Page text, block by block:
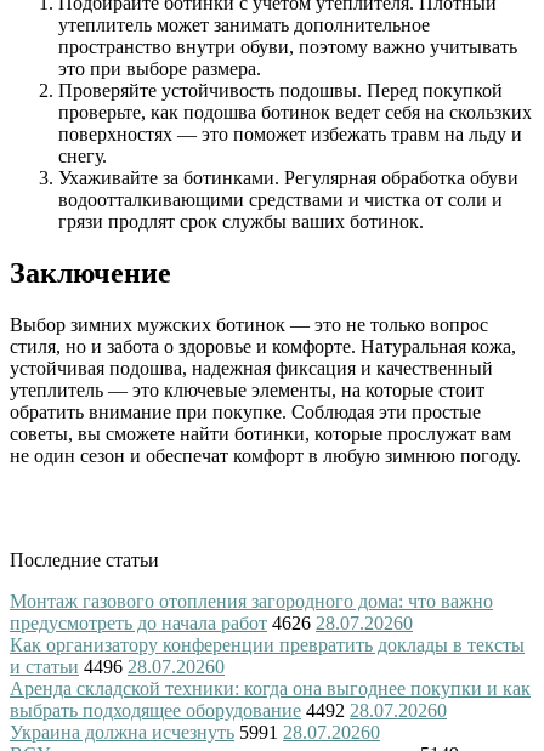
утеплитель может занимать дополнительное
пространство внутри обуви, поэтому важно учитывать
это при выборе размера.
Проверяйте устойчивость подошвы. Перед покупкой
проверьте, как подошва ботинок ведет себя на скользких
поверхностях — это поможет избежать травм на льду и
снегу.
Ухаживайте за ботинками. Регулярная обработка обуви
водоотталкивающими средствами и чистка от соли и
грязи продлят срок службы ваших ботинок.
Заключение
Выбор зимних мужских ботинок — это не только вопрос
стиля, но и забота о здоровье и комфорте. Натуральная кожа,
устойчивая подошва, надежная фиксация и качественный
утеплитель — это ключевые элементы, на которые стоит
обратить внимание при покупке. Соблюдая эти простые
советы, вы сможете найти ботинки, которые прослужат вам
не один сезон и обеспечат комфорт в любую зимнюю погоду.
Последние статьи
Монтаж газового отопления загородного дома: что важно
предусмотреть до начала работ 4626 28.07.20260
Как организатору конференции превратить доклады в тексты
и статьи 4496 28.07.20260
Аренда складской техники: когда она выгоднее покупки и как
выбрать подходящее оборудование 4492 28.07.20260
Украина должна исчезнуть 5991 28.07.20260